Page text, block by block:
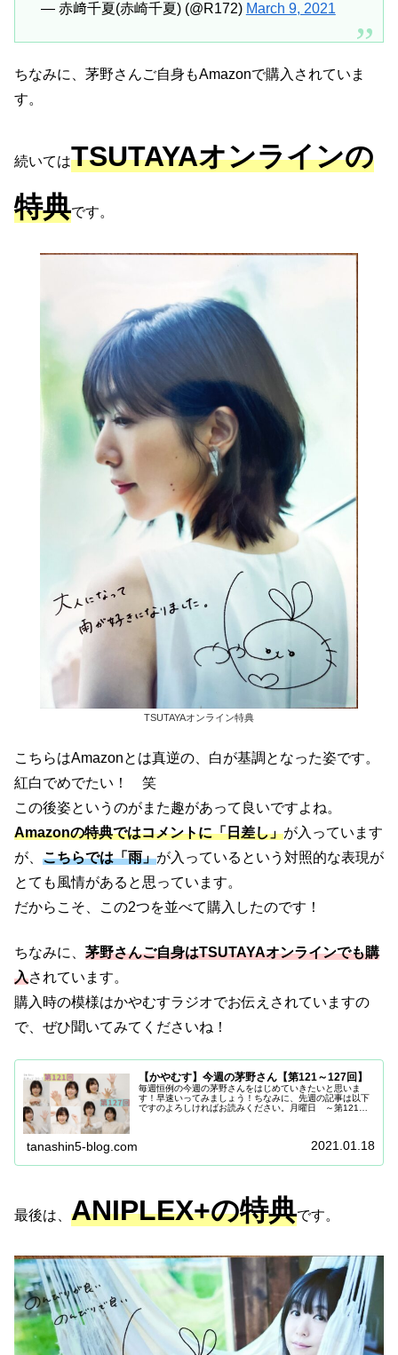
— 赤﨑千夏(赤崎千夏) (@R172) March 9, 2021
ちなみに、茅野さんご自身もAmazonで購入されていま
す。
続いてはTSUTAYAオンラインの
特典です。
TSUTAYAオンライン特典
こちらはAmazonとは真逆の、白が基調となった姿です。
紅白でめでたい！ 笑
この後姿というのがまた趣があって良いですよね。
Amazonの特典ではコメントに「日差し」が入っています
が、 こちらでは「雨」が入っているという対照的な表現が
とても風情があると思っています。
だからこそ、この2つを並べて購入したのです！
ちなみに、 茅野さんご自身はTSUTAYAオンラインでも購
入されています。
購入時の模様はかやむすラジオでお伝えされていますの
で、ぜひ聞いてみてくださいね！
【かやむす】今週の茅野さん【第121～127回】
毎週恒例の今週の茅野さんをはじめていきたいと思いま
す！早速いってみましょう！ちなみに、先週の記事は以下
ですのよろしければお読みください。月曜日 ～第121回
tanashin5-blog.com 2021.01.18
最後は、 ANIPLEX+の特典です。